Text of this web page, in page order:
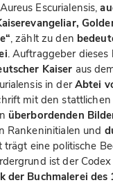
Escurialensis,
, zählt zu den
. Auftraggeber
Kaiser aus
in derAbtei
mit den
überbordenden
Rankeninitialen und
trägt eine politische
ist der
der Buchmalerei des